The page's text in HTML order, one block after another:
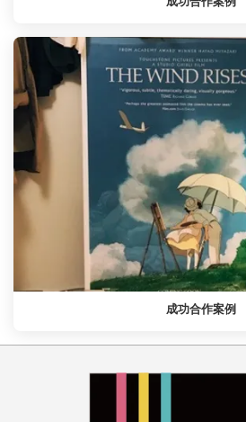
成功合作案例